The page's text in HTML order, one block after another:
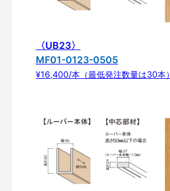
〈UB23〉
MF01-0123-0505
¥16,400/本（最低発注数量は30本）